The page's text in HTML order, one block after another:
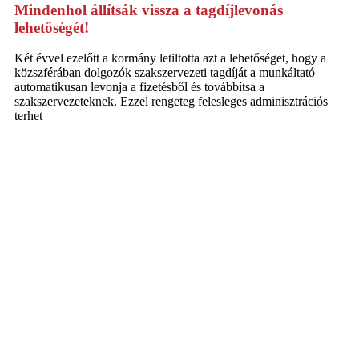
Mindenhol állítsák vissza a tagdíjlevonás
lehetőségét!
Két évvel ezelőtt a kormány letiltotta azt a lehetőséget, hogy a
közszférában dolgozók szakszervezeti tagdíját a munkáltató
automatikusan levonja a fizetésből és továbbítsa a
szakszervezeteknek. Ezzel rengeteg felesleges adminisztrációs
terhet